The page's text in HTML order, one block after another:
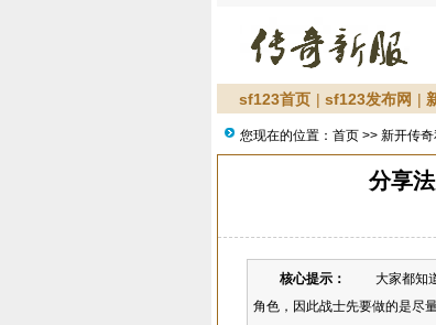
sf123首页 | sf123发布网 |
您现在的位置： 首页 >> 新开传奇
分享
核心提示：
大家都知道
角色，因此战士先要做的是尽